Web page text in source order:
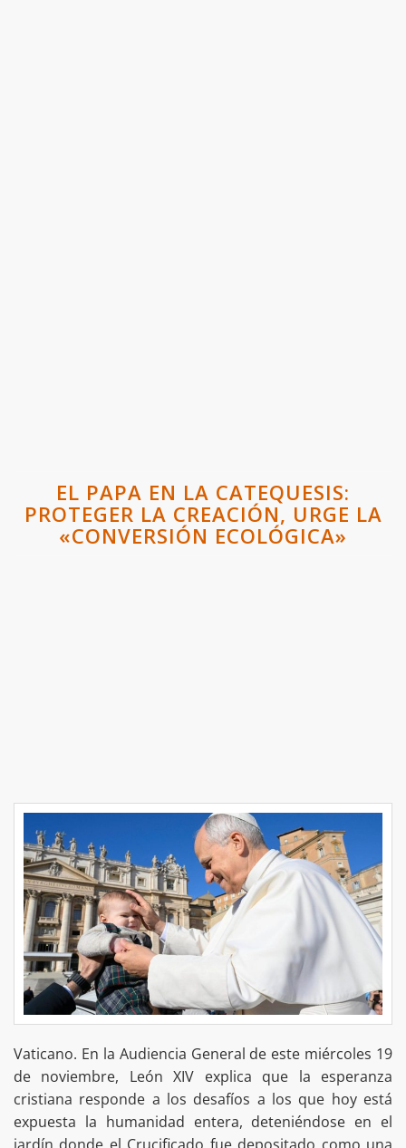
EL PAPA EN LA CATEQUESIS:
PROTEGER LA CREACIÓN, URGE LA
«CONVERSIÓN ECOLÓGICA»
Vaticano. En la Audiencia General de este miércoles 19
de noviembre, León XIV explica que la esperanza
cristiana responde a los desafíos a los que hoy está
expuesta la humanidad entera, deteniéndose en el